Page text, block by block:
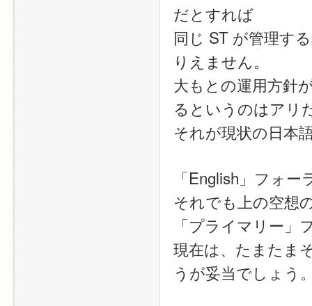
だとすれば
同じ ST が管理す
りえません。
大もとの運用方針
るというのはアリ
それが現状の日本
「English」フォ
それでも上の空想
「プライマリー
現在は、たまたま
うが妥当でしょう